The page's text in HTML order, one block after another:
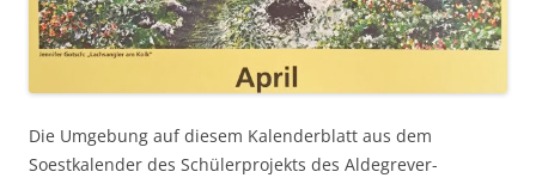
Die Umgebung auf diesem Kalenderblatt aus dem
Soestkalender des Schülerprojekts des Aldegrever-